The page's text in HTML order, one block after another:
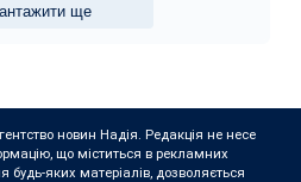
ще
новин Надія. Редакція не несе
що міститься в рекламних
яких матеріалів, дозволяється